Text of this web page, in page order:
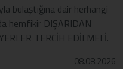
bulaştığına dair herhangi
hemfikir DIŞARIDAN
TERCİH EDİLMELİ.
08.08.2026